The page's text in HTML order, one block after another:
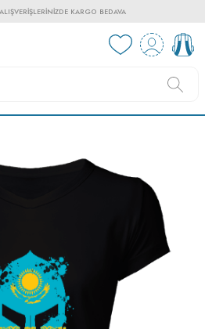
KARGO BEDAVA